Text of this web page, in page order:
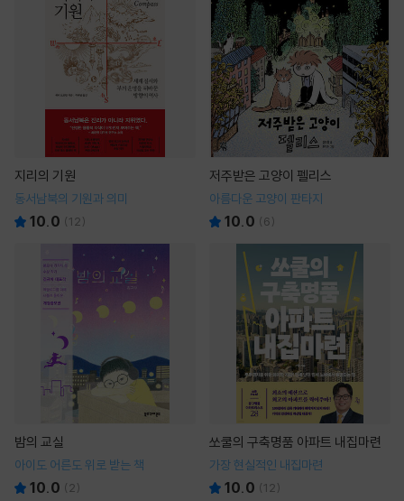
지리의 기원
동서남북의 기원과 의미
10.0 (12)
저주받은 고양이 펠리스
아름다운 고양이 판타지
10.0 (6)
밤의 교실
아이도 어른도 위로 받는 책
10.0 ( 2)
쏘쿨의 구축명품 아파트 내집마련
가장 현실적인 내집마련
10.0 (12)